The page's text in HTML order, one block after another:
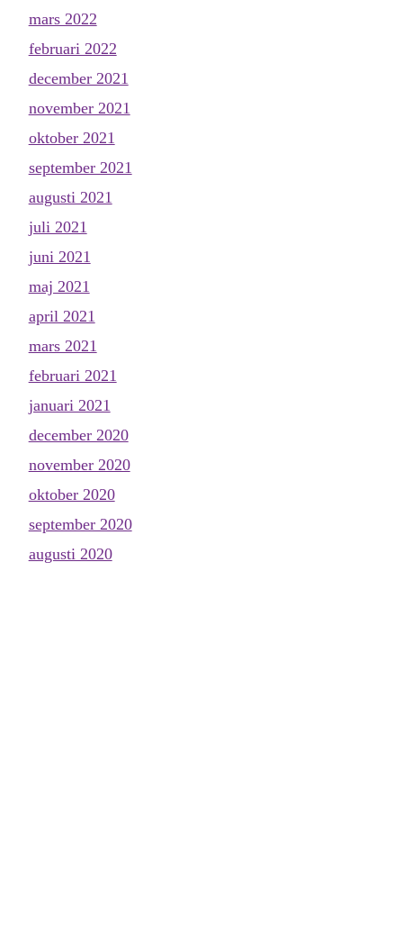
mars 2022
februari 2022
december 2021
november 2021
oktober 2021
september 2021
augusti 2021
juli 2021
juni 2021
maj 2021
april 2021
mars 2021
februari 2021
januari 2021
december 2020
november 2020
oktober 2020
september 2020
augusti 2020